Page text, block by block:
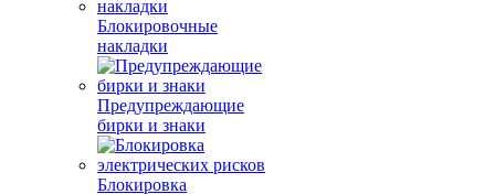
Блокировочные
накладки
Предупреждающие
бирки и знаки
Блокировка